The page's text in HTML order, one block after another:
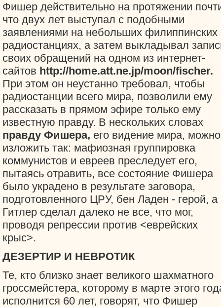
Фишер действительно на протяжении
что двух лет выступал с подобными
заявлениями на небольших филиппинских
радиостанциях, а затем выкладывал
своих обращений на одном из интернет-
сайтов http://home.att.ne.jp/moon/fischer.
При этом он неустанно требовал, чтобы
радиостанции всего мира, позволили ему
рассказать в прямом эфире только ему
известную правду. В нескольких словах
правду Фишера, его видение мира, можно
изложить так: мафиозная группировка
коммунистов и евреев преследует его,
пытаясь отравить, все состояние Фишера
было украдено в результате заговора,
подготовленного ЦРУ, бен Ладен - герой, а
Гитлер сделал далеко не все, что мог,
проводя репрессии против <еврейских
крыс>.
ДЕЗЕРТИР И НЕВРОТИК
Те, кто близко знает великого шахматного
гроссмейстера, которому в марте этого
исполнится 60 лет, говорят, что Фишер